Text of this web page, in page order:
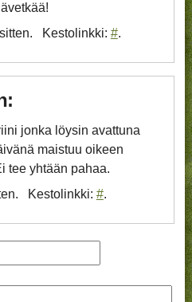
Kestolinkki: #
jonka löysin avattuna
maistuu oikeen
tee yhtään pahaa.
Kestolinkki: #